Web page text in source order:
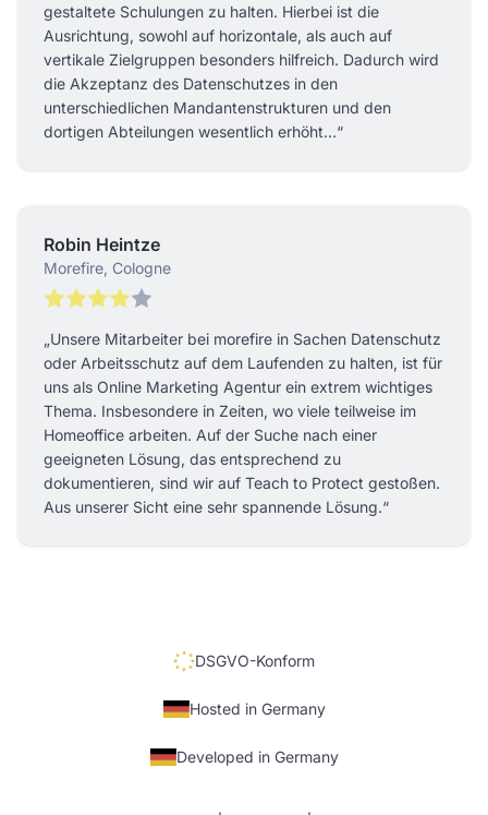
gestaltete Schulungen zu halten. Hierbei ist die
Ausrichtung, sowohl auf horizontale, als auch auf
vertikale Zielgruppen besonders hilfreich. Dadurch wird
die Akzeptanz des Datenschutzes in den
unterschiedlichen Mandantenstrukturen und den
dortigen Abteilungen wesentlich erhöht…“
Robin Heintze
Morefire, Cologne
„Unsere Mitarbeiter bei morefire in Sachen Datenschutz
oder Arbeitsschutz auf dem Laufenden zu halten, ist für
uns als Online Marketing Agentur ein extrem wichtiges
Thema. Insbesondere in Zeiten, wo viele teilweise im
Homeoffice arbeiten. Auf der Suche nach einer
geeigneten Lösung, das entsprechend zu
dokumentieren, sind wir auf Teach to Protect gestoßen.
Aus unserer Sicht eine sehr spannende Lösung.“
DSGVO-Konform
Hosted in Germany
Developed in Germany